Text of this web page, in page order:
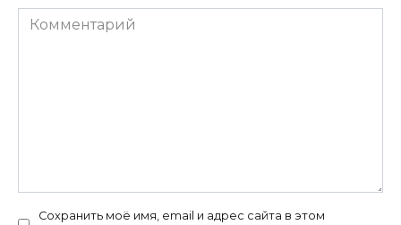
Комментарий
Сохранить моё имя, email и адрес сайта в этом